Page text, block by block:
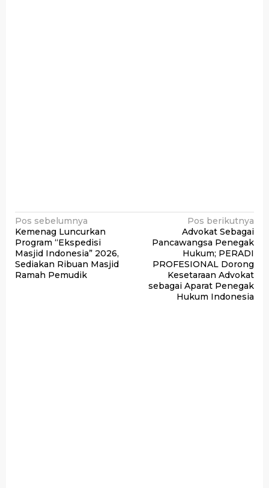
Navigasi
pos
Pos sebelumnya
Kemenag Luncurkan
Program “Ekspedisi
Masjid Indonesia” 2026,
Sediakan Ribuan Masjid
Ramah Pemudik
Pos berikutnya
Advokat Sebagai
Pancawangsa Penegak
Hukum; PERADI
PROFESIONAL Dorong
Kesetaraan Advokat
sebagai Aparat Penegak
Hukum Indonesia